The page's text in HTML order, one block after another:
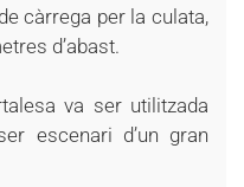
càrrega per la culata,
d’abast.
va ser utilitzada
escenari d’un gran